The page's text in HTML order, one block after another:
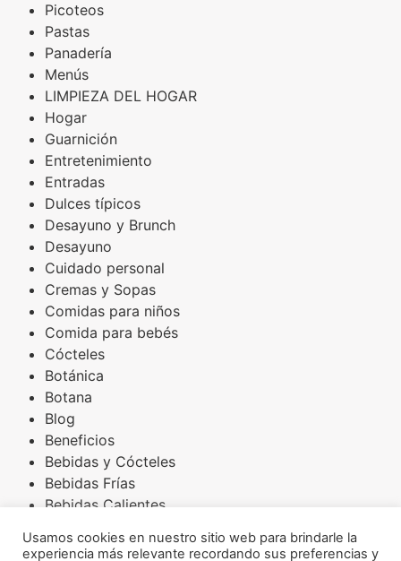
Picoteos
Pastas
Panadería
Menús
LIMPIEZA DEL HOGAR
Hogar
Guarnición
Entretenimiento
Entradas
Dulces típicos
Desayuno y Brunch
Desayuno
Cuidado personal
Cremas y Sopas
Comidas para niños
Comida para bebés
Cócteles
Botánica
Botana
Blog
Beneficios
Bebidas y Cócteles
Bebidas Frías
Bebidas Calientes
Arroces
Usamos cookies en nuestro sitio web para brindarle la
experiencia más relevante recordando sus preferencias y